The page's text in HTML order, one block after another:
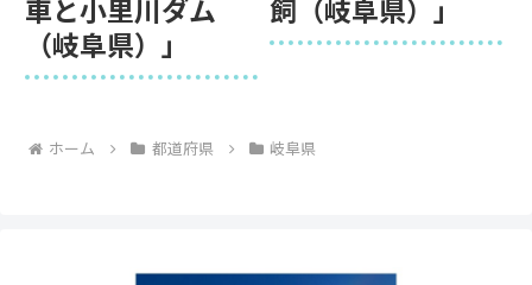
車と小里川ダム
（岐阜県）」
飼（岐阜県）」
ホーム 都道府県 岐阜県